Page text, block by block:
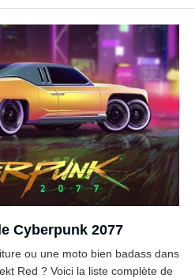
Cyberpunk 2077
ou une moto bien badass dans
Red ? Voici la liste complète de